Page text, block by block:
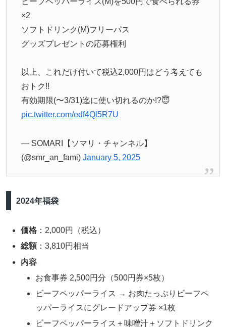
×2
ソフトドリンク(M)フリーパス
グッズプレゼントの応募権利
以上、これだけ付いて税込2,000円はどう考えても
おトク!!
有効期限(〜3/31)迄に使い切れるのか!?😇
pic.twitter.com/edf4Ql5R7U
— SOMARI【ソマリ・チャンネル】
(@smr_an_fami) January 5, 2025
2024年福袋
価格 ：2,000円（税込）
総額 ：3,810円相当
内容
お食事券 2,500円分（500円券×5枚）
ビーフペッパーライス → お肉たっぷりビーフペ
ッパーライスにグレードアップ券 ×1枚
ビーフペッパーライス＋味噌汁＋ソフトドリンク